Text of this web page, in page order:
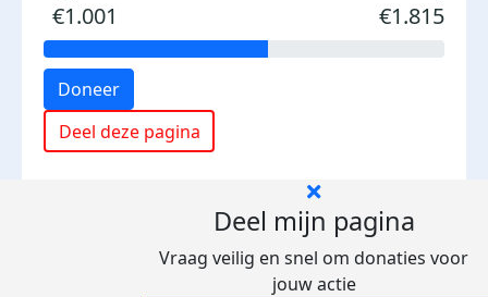
€1.001 €1.815
Doneer
Deel deze pagina
Deel mijn pagina
Vraag veilig en snel om donaties voor
jouw actie